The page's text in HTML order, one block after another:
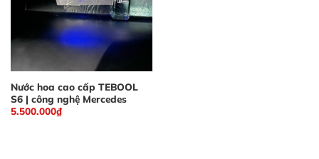
Nước hoa cao cấp TEBOOL
S6 | công nghệ Mercedes
5.500.000₫